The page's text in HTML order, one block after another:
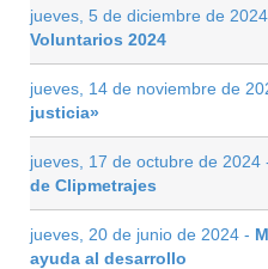
jueves, 5 de diciembre de
Voluntarios 2024
jueves, 14 de noviembre de
justicia»
jueves, 17 de octubre de 2024
de Clipmetrajes
jueves, 20 de junio de 2024 -
ayuda al desarrollo